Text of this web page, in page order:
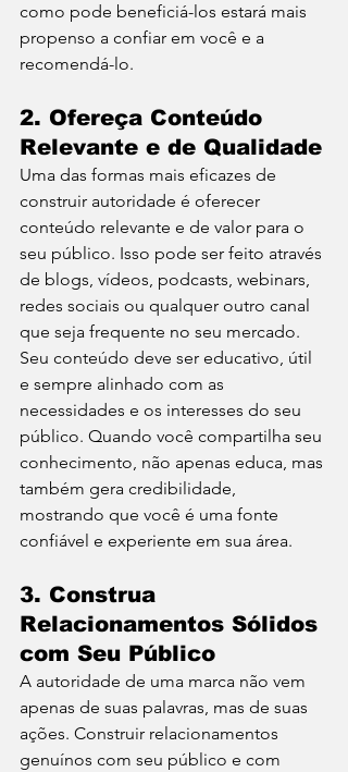
como pode beneficiá-los estará mais
propenso a confiar em você e a
recomendá-lo.
2. Ofereça Conteúdo
Relevante e de Qualidade
Uma das formas mais eficazes de
construir autoridade é oferecer
conteúdo relevante e de valor para o
seu público. Isso pode ser feito através
de blogs, vídeos, podcasts, webinars,
redes sociais ou qualquer outro canal
que seja frequente no seu mercado.
Seu conteúdo deve ser educativo, útil
e sempre alinhado com as
necessidades e os interesses do seu
público. Quando você compartilha seu
conhecimento, não apenas educa, mas
também gera credibilidade,
mostrando que você é uma fonte
confiável e experiente em sua área.
3. Construa
Relacionamentos Sólidos
com Seu Público
A autoridade de uma marca não vem
apenas de suas palavras, mas de suas
ações. Construir relacionamentos
genuínos com seu público e com